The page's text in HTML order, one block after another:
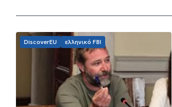
DiscoverEU ελληνικό FBI